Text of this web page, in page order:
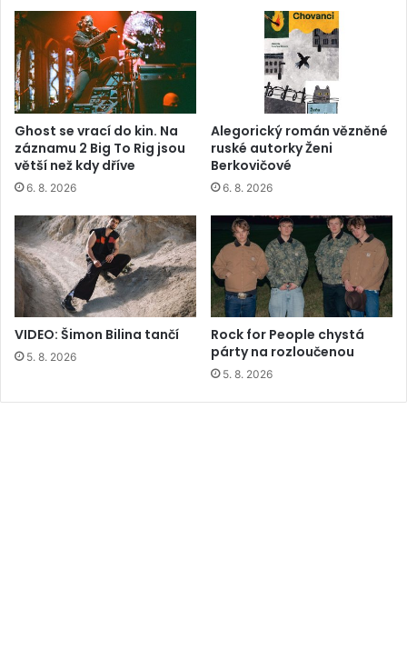
Ghost se vrací do kin. Na
záznamu 2 Big To Rig jsou
větší než kdy dříve
6. 8. 2026
Alegorický román vězněné
ruské autorky Ženi
Berkovičové
6. 8. 2026
VIDEO: Šimon Bilina tančí
5. 8. 2026
Rock for People chystá
párty na rozloučenou
5. 8. 2026